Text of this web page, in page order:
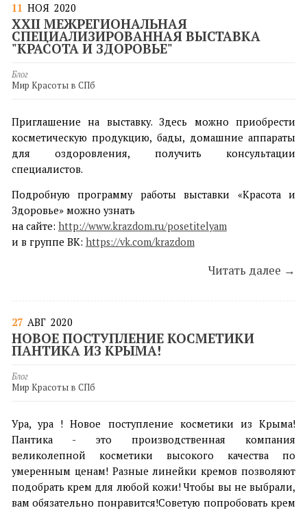
11 НОЯ 2020
XXII МЕЖРЕГИОНАЛЬНАЯ
СПЕЦИАЛИЗИРОВАННАЯ ВЫСТАВКА
"КРАСОТА И ЗДОРОВЬЕ"
Блог
Мир Красоты в СПб
Приглашение на выставку. Здесь можно приобрести
косметическую продукцию, бады, домашние аппараты
для оздоровления, получить консультации
специалистов.
Подробную программу работы выставки «Красота и
Здоровье» можно узнать
на сайте: http://www.krazdom.ru/posetitelyam
и в группе ВК: https://vk.com/krazdom
Читать далее →
27 АВГ 2020
НОВОЕ ПОСТУПЛЕНИЕ КОСМЕТИКИ
ПАНТИКА ИЗ КРЫМА!
Блог
Мир Красоты в СПб
Ура, ура ! Новое поступление косметики из Крыма!
Пантика - это производственная компания
великолепной косметики высокого качества по
умеренным ценам! Разные линейки кремов позволяют
подобрать крем для любой кожи! Чтобы вы не выбрали,
вам обязательно понравится!Советую попробовать крем